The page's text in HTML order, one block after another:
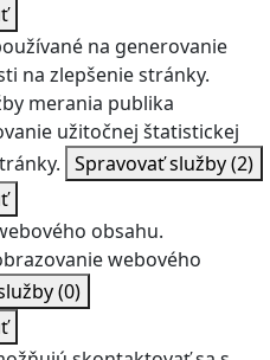
na generovanie
na zlepšenie stránky.
merania publika
užitočnej štatistickej
Spravovať služby(2)
obsahu.
webového
(0)